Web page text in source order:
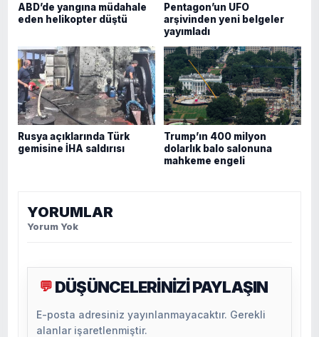
ABD’de yangına müdahale
eden helikopter düştü
Pentagon’un UFO
arşivinden yeni belgeler
yayımladı
Rusya açıklarında Türk
gemisine İHA saldırısı
Trump’ın 400 milyon
dolarlık balo salonuna
mahkeme engeli
YORUMLAR
Yorum Yok
💬 DÜŞÜNCELERİNİZİ PAYLAŞIN
E-posta adresiniz yayınlanmayacaktır. Gerekli
alanlar işaretlenmiştir.